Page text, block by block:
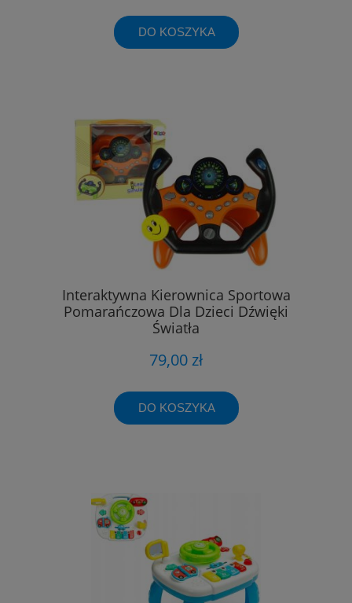
DO KOSZYKA
Interaktywna Kierownica Sportowa
Pomarańczowa Dla Dzieci Dźwięki
Światła
79,00 zł
DO KOSZYKA